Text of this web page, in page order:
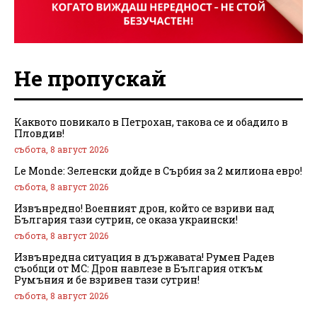
Не пропускай
Каквото повикало в Петрохан, такова се и обадило в
Пловдив!
събота, 8 август 2026
Le Monde: Зеленски дойде в Сърбия за 2 милиона евро!
събота, 8 август 2026
Извънредно! Военният дрон, който се взриви над
България тази сутрин, се оказа украински!
събота, 8 август 2026
Извънредна ситуация в държавата! Румен Радев
съобщи от МС: Дрон навлезе в България откъм
Румъния и бе взривен тази сутрин!
събота, 8 август 2026